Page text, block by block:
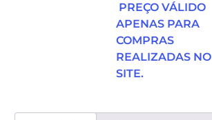
PREÇO VÁLIDO
APENAS PARA
COMPRAS
REALIZADAS NO
SITE.